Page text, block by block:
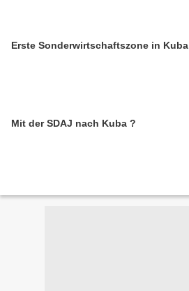
Erste Sonderwirtschaftszone in Kuba
Mit der SDAJ nach Kuba ?